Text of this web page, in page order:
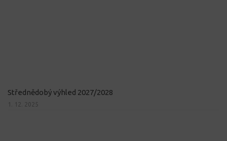
Střednědobý výhled 2027/2028
1. 12. 2025